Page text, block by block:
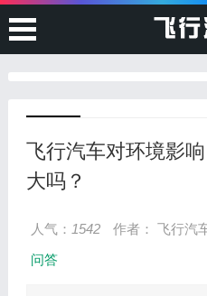
飞行汽车对环境影响
大吗？
人气： 1542 作者： 飞行汽
问答